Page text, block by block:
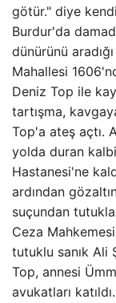
götür." diye
Burdur'da
dünürünü
Mahallesi
Deniz Top ile
tartışma,
Top'a ateş açtı.
yolda duran
Hastanesi'ne
ardından
suçundan
Ceza
tutuklu sanık Ali
Top, annesi
avukatları katıldı.